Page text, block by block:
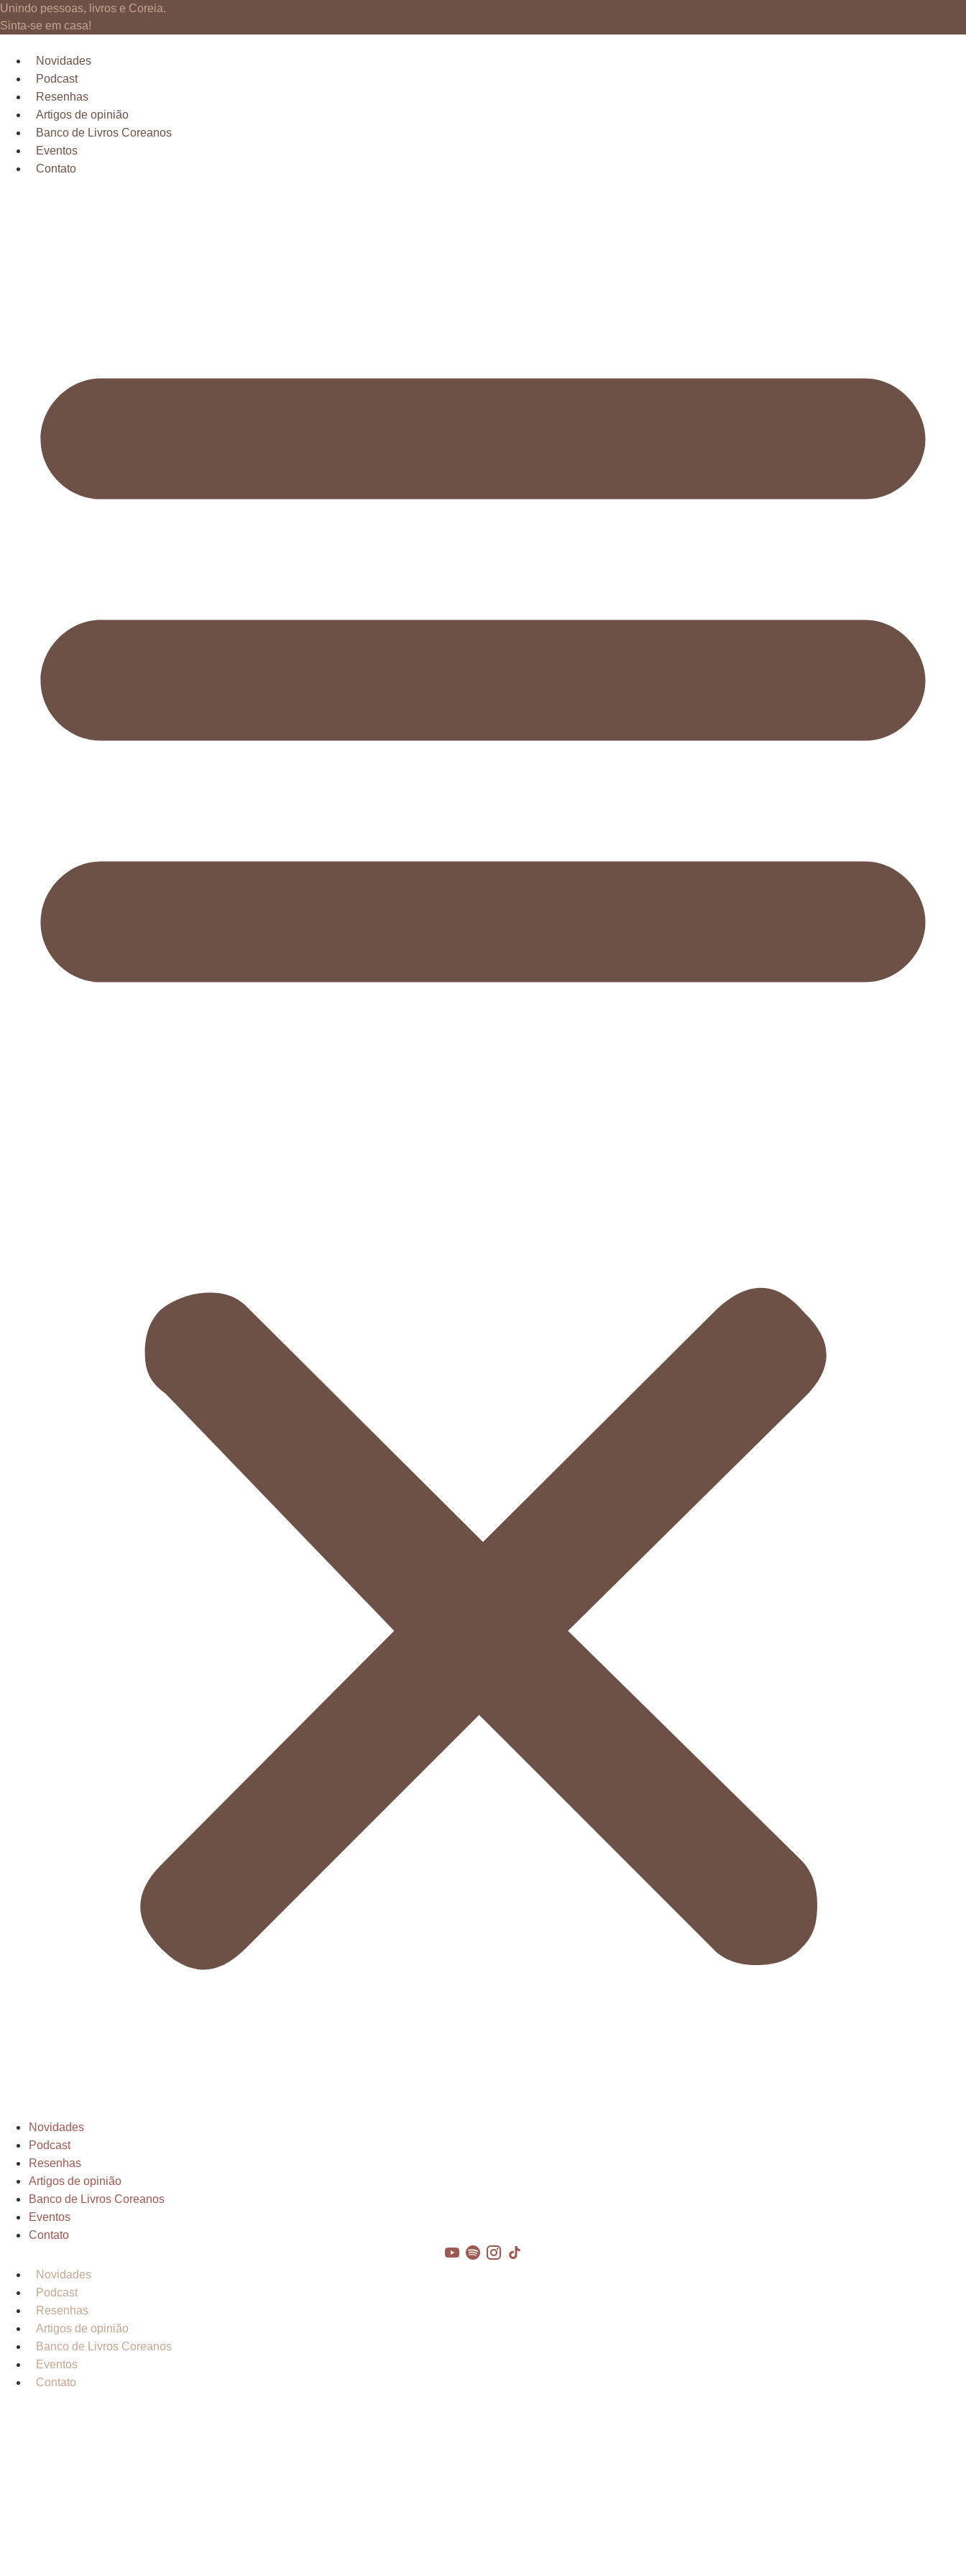
Ir
para
conteúdo
Unindo pessoas, livros e Coreia.
Sinta-se em casa!
Novidades
Podcast
Resenhas
Artigos de opinião
Banco de Livros Coreanos
Eventos
Contato
Novidades
Podcast
Resenhas
Artigos de opinião
Banco de Livros Coreanos
Eventos
Contato
Novidades
Podcast
Resenhas
Artigos de opinião
Banco de Livros Coreanos
Eventos
Contato